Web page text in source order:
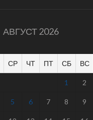
АВГУСТ 2026
СР ЧТ ПТ СБ ВС
1 2
5 6 7 8 9